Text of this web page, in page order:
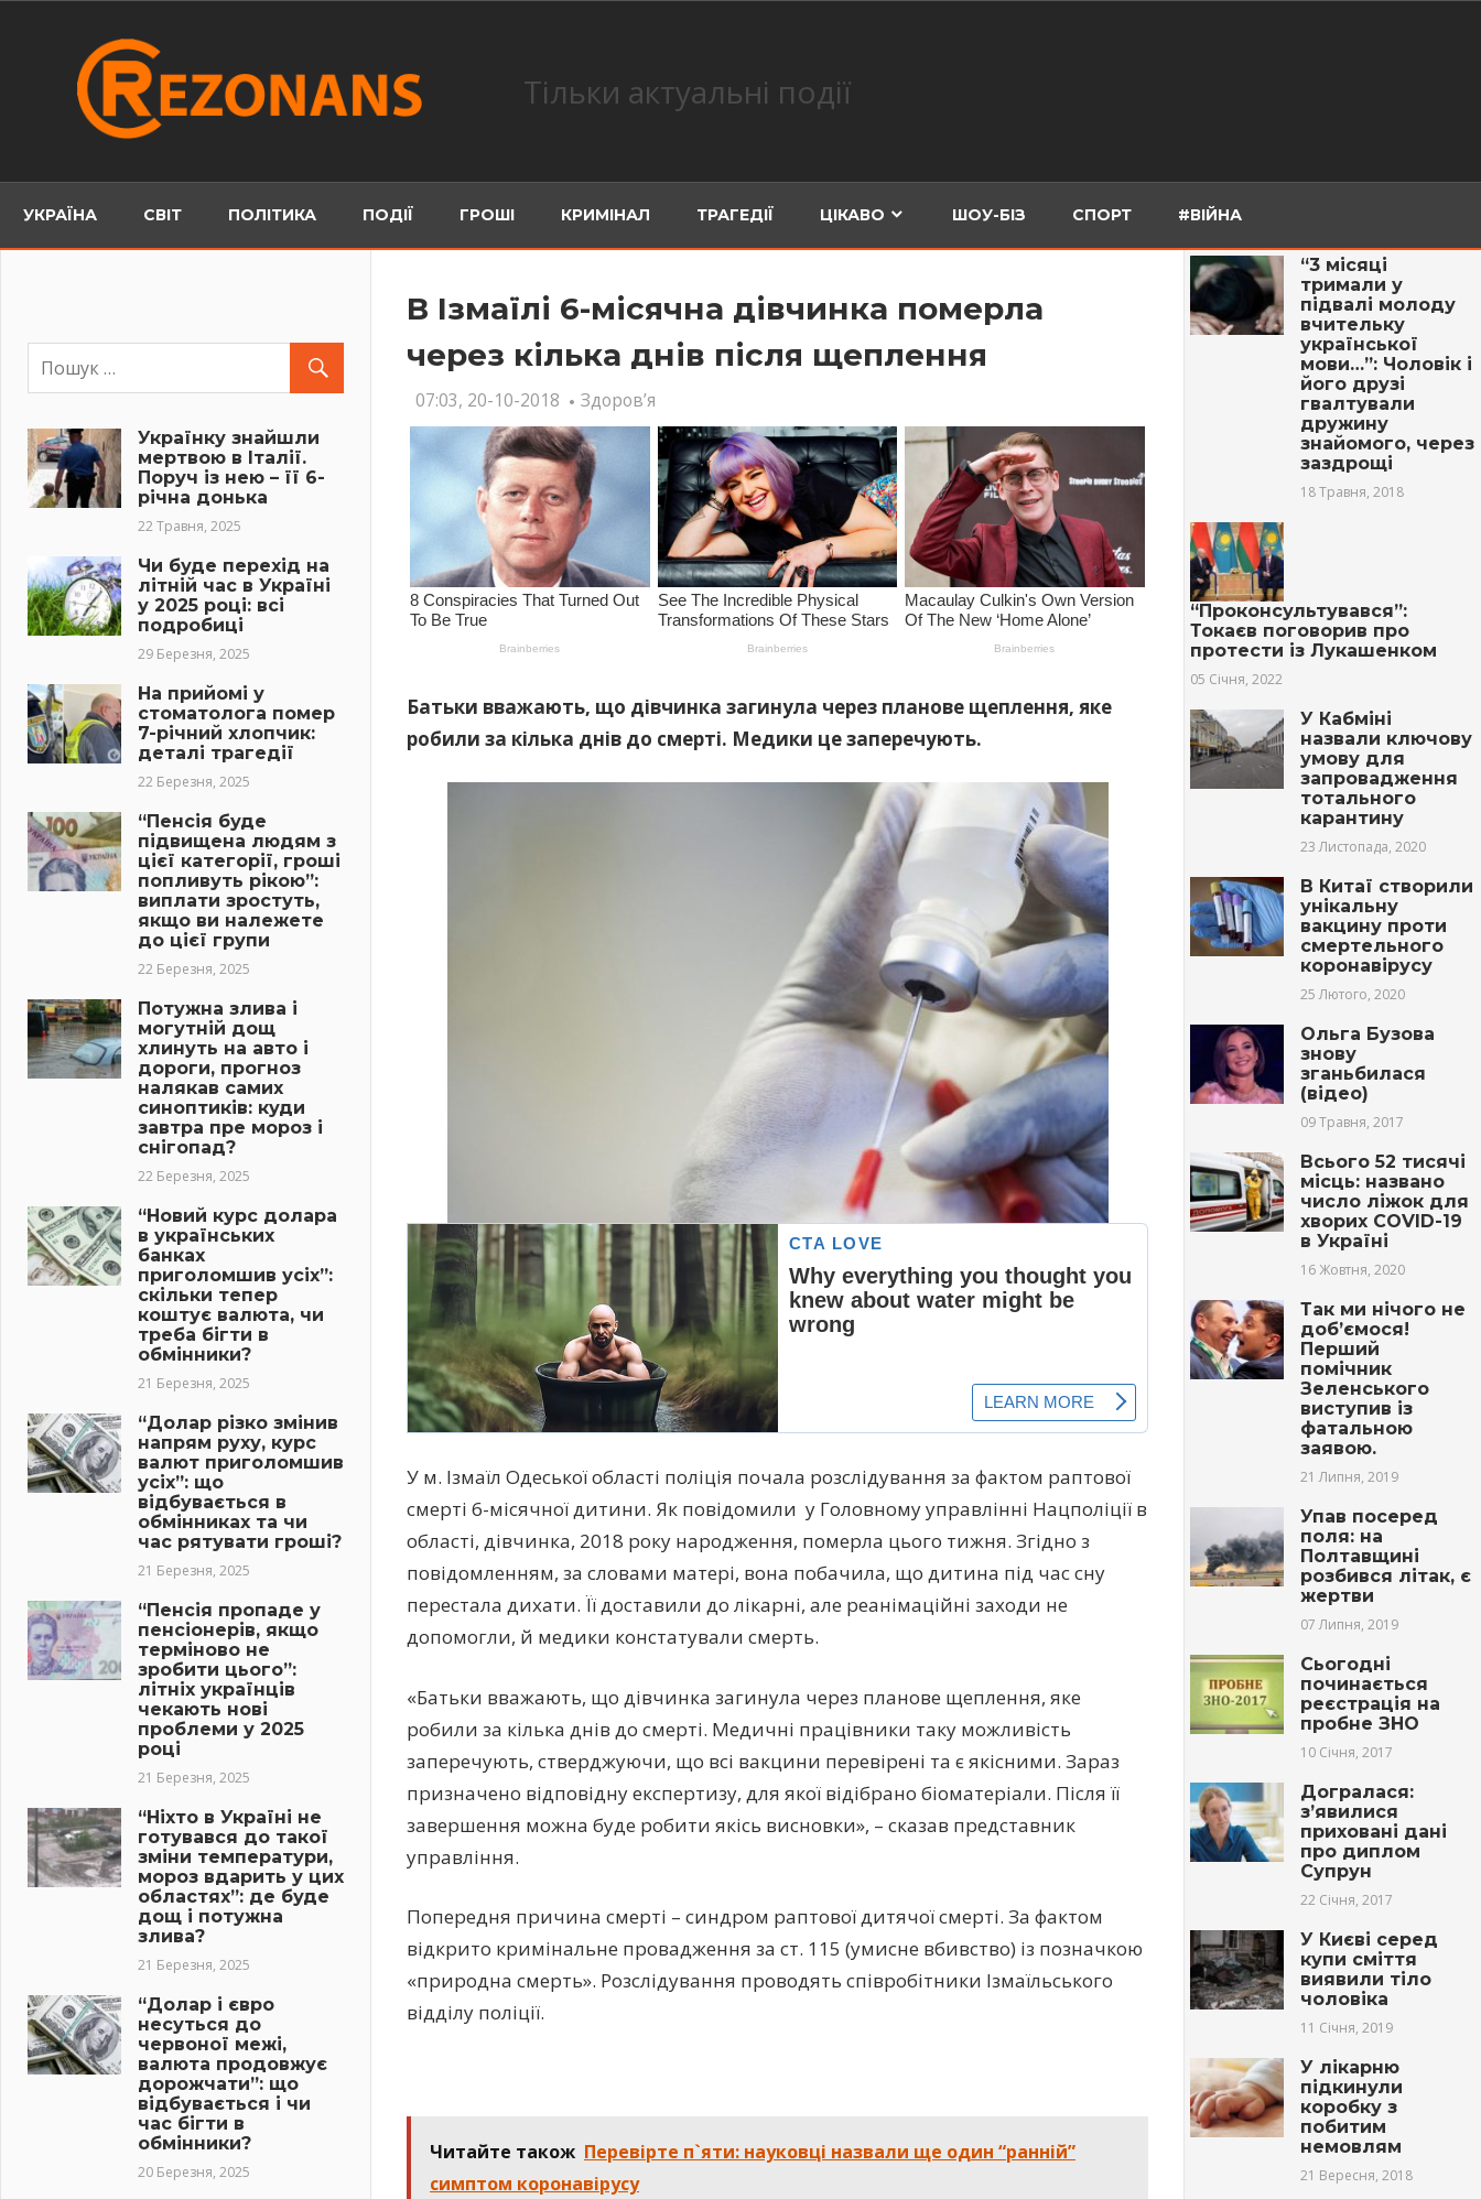
Тільки актуальні події
УКРАЇНА СВІТ ПОЛІТИКА ПОДІЇ ГРОШІ КРИМІНАЛ ТРАГЕДІЇ ЦІКАВО ШОУ-БІЗ СПОРТ #ВІЙНА
В Ізмаїлі 6-місячна дівчинка померла
через кілька днів після щеплення
07:03, 20-10-2018 Здоров’я
Батьки вважають, що дівчинка загинула через планове щеплення, яке
робили за кілька днів до смерті. Медики це заперечують.
У м. Ізмаїл Одеської області поліція почала розслідування за фактом раптової
смерті 6-місячної дитини. Як повідомили у Головному управлінні Нацполіції в
області, дівчинка, 2018 року народження, померла цього тижня. Згідно з
повідомленням, за словами матері, вона побачила, що дитина під час сну
перестала дихати. Її доставили до лікарні, але реанімаційні заходи не
допомогли, й медики констатували смерть.
«Батьки вважають, що дівчинка загинула через планове щеплення, яке
робили за кілька днів до смерті. Медичні працівники таку можливість
заперечують, стверджуючи, що всі вакцини перевірені та є якісними. Зараз
призначено відповідну експертизу, для якої відібрано біоматеріали. Після її
завершення можна буде робити якісь висновки», – сказав представник
управління.
Попередня причина смерті – синдром раптової дитячої смерті. За фактом
відкрито кримінальне провадження за ст. 115 (умисне вбивство) із позначкою
«природна смерть». Розслідування проводять співробітники Ізмаїльського
відділу поліції.
Читайте також Перевірте п`яти: науковці назвали ще один “ранній”
симптом коронавірусу
Українку знайшли
мертвою в Італії.
Поруч із нею – її 6-
річна донька
22 Травня, 2025
Чи буде перехід на
літній час в Україні
у 2025 році: всі
подробиці
29 Березня, 2025
На прийомі у
стоматолога помер
7-річний хлопчик:
деталі трагедії
22 Березня, 2025
“Пенсія буде
підвищена людям з
цієї категорії, гроші
попливуть рікою”:
виплати зростуть,
якщо ви належете
до цієї групи
22 Березня, 2025
Потужна злива і
могутній дощ
хлинуть на авто і
дороги, прогноз
налякав самих
синоптиків: куди
завтра пре мороз і
снігопад?
22 Березня, 2025
“Новий курс долара
в українських
банках
приголомшив усіх”:
скільки тепер
коштує валюта, чи
треба бігти в
обмінники?
21 Березня, 2025
“Долар різко змінив
напрям руху, курс
валют приголомшив
усіх”: що
відбувається в
обмінниках та чи
час рятувати гроші?
21 Березня, 2025
“Пенсія пропаде у
пенсіонерів, якщо
терміново не
зробити цього”:
літніх українців
чекають нові
проблеми у 2025
році
21 Березня, 2025
“Ніхто в Україні не
готувався до такої
зміни температури,
мороз вдарить у цих
областях”: де буде
дощ і потужна
злива?
21 Березня, 2025
“Долар і євро
несуться до
червоної межі,
валюта продовжує
дорожчати”: що
відбувається і чи
час бігти в
обмінники?
20 Березня, 2025
“3 місяці
тримали у
підвалі молоду
вчительку
української
мови…”: Чоловік і
його друзі
гвалтували
дружину
знайомого, через
заздрощі
18 Травня, 2018
“Проконсультувався”:
Токаєв поговорив про
протести із Лукашенком
05 Січня, 2022
У Кабміні
назвали ключову
умову для
запровадження
тотального
карантину
23 Листопада, 2020
В Китаї створили
унікальну
вакцину проти
смертельного
коронавірусу
25 Лютого, 2020
Ольга Бузова
знову
зганьбилася
(відео)
09 Травня, 2017
Всього 52 тисячі
місць: названо
число ліжок для
хворих COVID-19
в Україні
16 Жовтня, 2020
Так ми нічого не
доб’ємося!
Перший
помічник
Зеленського
виступив із
фатальною
заявою.
21 Липня, 2019
Упав посеред
поля: на
Полтавщині
розбився літак, є
жертви
07 Липня, 2019
Сьогодні
починається
реєстрація на
пробне ЗНО
10 Січня, 2017
Догралася:
з’явилися
приховані дані
про диплом
Супрун
22 Січня, 2017
У Києві серед
купи сміття
виявили тіло
чоловіка
11 Січня, 2019
У лікарню
підкинули
коробку з
побитим
немовлям
21 Вересня, 2018